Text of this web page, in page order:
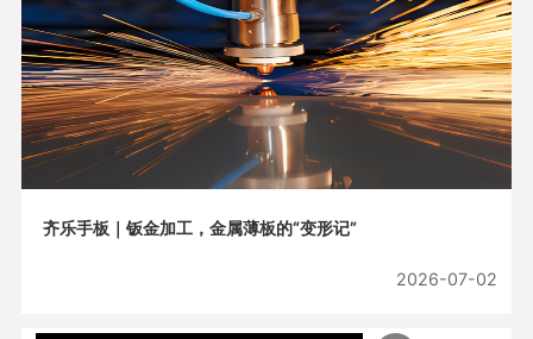
齐乐手板｜钣金加工，金属薄板的“变形记”
2026-07-02